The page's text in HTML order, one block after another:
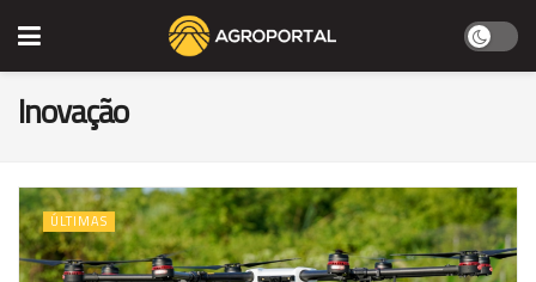
Inovação
ÚLTIMAS